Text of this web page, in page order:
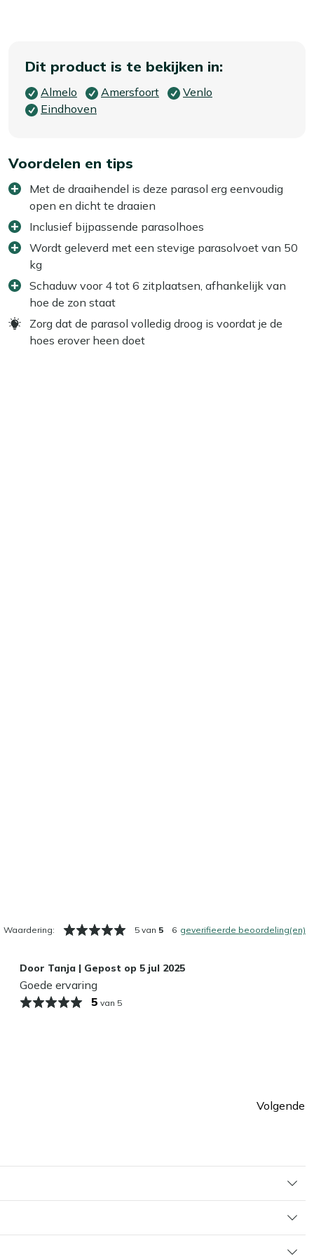
Dit product is te bekijken in:
Almelo Amersfoort
Venlo
Eindhoven
Voordelen en tips
Met de draaihendel is deze parasol erg eenvoudig
open en dicht te draaien
Inclusief bijpassende parasolhoes
Wordt geleverd met een stevige parasolvoet van 50
kg
Schaduw voor 4 tot 6 zitplaatsen, afhankelijk van
hoe de zon staat
Zorg dat de parasol volledig droog is voordat je de
hoes erover heen doet
Waardering: 5 van 5 6 geverifieerde beoordeling(en)
Door Tanja | Gepost op 5 jul 2025
Goede ervaring
5 van 5
Volgende